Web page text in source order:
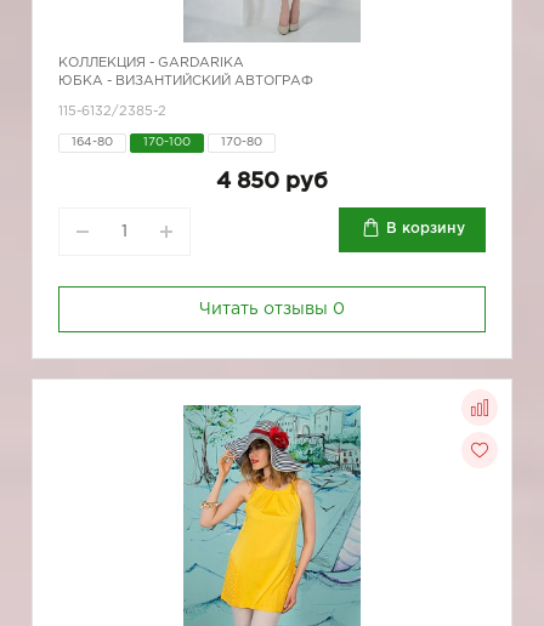
КОЛЛЕКЦИЯ - GARDARIKA
ЮБКА - ВИЗАНТИЙСКИЙ АВТОГРАФ
115-6132/2385-2
164-80 170-100 170-80
4 850 руб
В корзину
Читать отзывы 0